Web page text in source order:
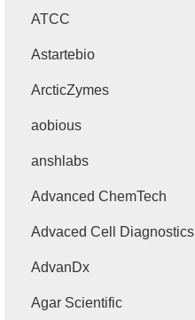
ATCC
Astartebio
ArcticZymes
aobious
anshlabs
Advanced ChemTech
Advaced Cell Diagnostics
AdvanDx
Agar Scientific